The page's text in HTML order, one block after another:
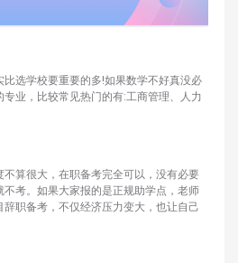
选学校要重要的多!如果数学不好真没必
业，比较常见热门的有:工商管理、人力
算很大，在职备考完全可以，没有必要
考。如果大家报的是正规助学点，老师
职备考，不仅经济压力变大，也让自己